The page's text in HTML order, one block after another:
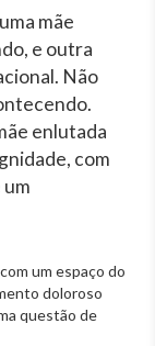
mãe
e outra
Não
enlutada
com
um espaço do
doloroso
questão de